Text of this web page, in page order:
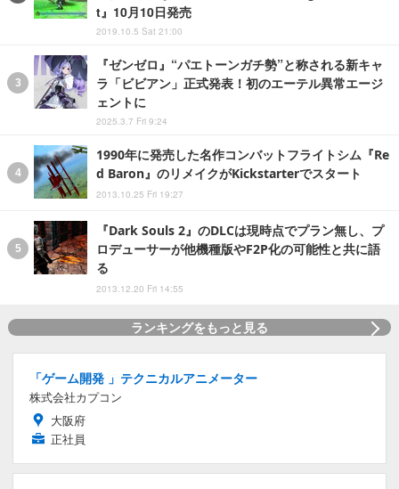
t』10月10日発売
2019.10.5 Sat 21:00
『ゼンゼロ』“パエトーンガチ勢”と称される新キャ
ラ「ビビアン」正式発表！初のエーテル異常エージ
ェントに
2025.3.7 Fri 9:24
1990年に発売した名作コンバットフライトシム『Re
d Baron』のリメイクがKickstarterでスタート
2013.10.25 Fri 19:27
『Dark Souls 2』のDLCは現時点でプラン無し、プ
ロデューサーが他機種版やF2P化の可能性と共に語
る
2013.12.20 Fri 14:55
ランキングをもっと見る
「ゲーム開発 」テクニカルアニメーター
株式会社カプコン
大阪府
正社員